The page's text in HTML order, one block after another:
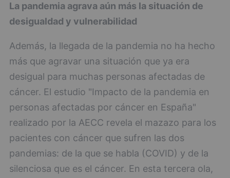
La pandemia agrava aún más la situación de
desigualdad y vulnerabilidad
Además, la llegada de la pandemia no ha hecho
más que agravar una situación que ya era
desigual para muchas personas afectadas de
cáncer. El estudio "Impacto de la pandemia en
personas afectadas por cáncer en España"
realizado por la AECC revela el mazazo para los
pacientes con cáncer que sufren las dos
pandemias: de la que se habla (COVID) y de la
silenciosa que es el cáncer. En esta tercera ola,